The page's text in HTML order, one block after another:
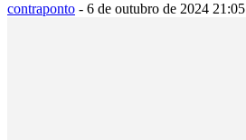
contraponto - 6 de outubro de 2024 21:05